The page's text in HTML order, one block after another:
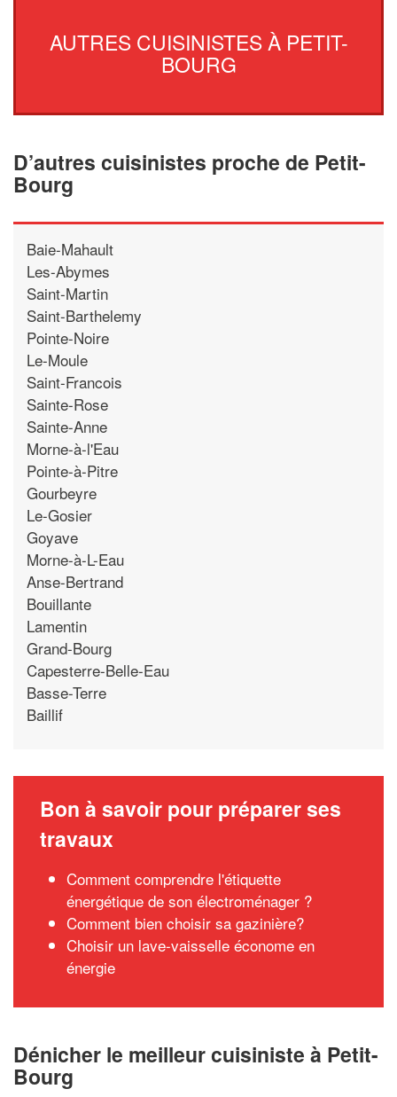
AUTRES CUISINISTES À PETIT-
BOURG
D’autres cuisinistes proche de Petit-
Bourg
Baie-Mahault
Les-Abymes
Saint-Martin
Saint-Barthelemy
Pointe-Noire
Le-Moule
Saint-Francois
Sainte-Rose
Sainte-Anne
Morne-à-l'Eau
Pointe-à-Pitre
Gourbeyre
Le-Gosier
Goyave
Morne-à-L-Eau
Anse-Bertrand
Bouillante
Lamentin
Grand-Bourg
Capesterre-Belle-Eau
Basse-Terre
Baillif
Bon à savoir pour préparer ses
travaux
Comment comprendre l'étiquette
énergétique de son électroménager ?
Comment bien choisir sa gazinière?
Choisir un lave-vaisselle économe en
énergie
Dénicher le meilleur cuisiniste à Petit-
Bourg